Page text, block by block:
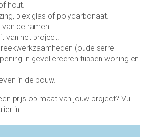
hout.
plexiglas of polycarbonaat.
de ramen.
van het project.
(oude serre
in gevel creëren tussen woning en
in de bouw.
prijs op maat van jouw project? Vul
in.